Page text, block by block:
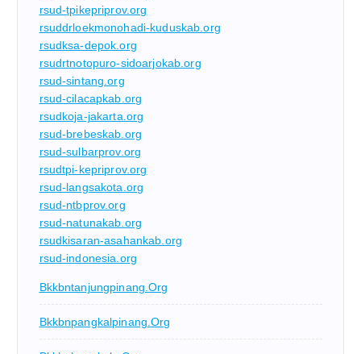
rsud-tpikepriprov.org
rsuddrloekmonohadi-kuduskab.org
rsudksa-depok.org
rsudrtnotopuro-sidoarjokab.org
rsud-sintang.org
rsud-cilacapkab.org
rsudkoja-jakarta.org
rsud-brebeskab.org
rsud-sulbarprov.org
rsudtpi-kepriprov.org
rsud-langsakota.org
rsud-ntbprov.org
rsud-natunakab.org
rsudkisaran-asahankab.org
rsud-indonesia.org
Bkkbntanjungpinang.org
Bkkbnpangkalpinang.org